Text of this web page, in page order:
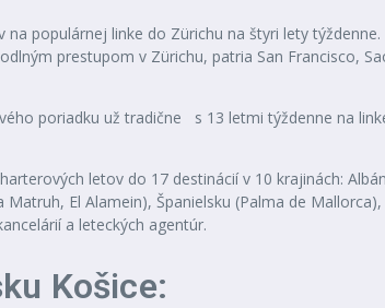
populárnej linke do Zürichu na štyri lety
prestupom v Zürichu, patria San Francisco,
poriadku už tradične s 13 letmi týždenne na
letov do 17 destinácií v 10 krajinách:
El Alamein), Španielsku (Palma de
a leteckých agentúr.
Košice: